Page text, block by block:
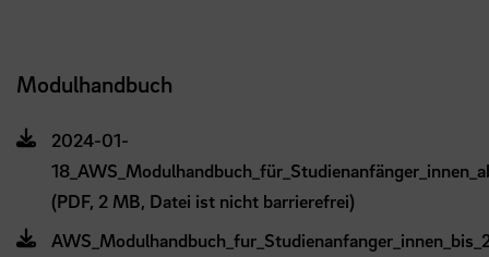
Modulhandbuch
2024-01-
(PDF, 2 MB, Datei ist nicht barrierefrei)